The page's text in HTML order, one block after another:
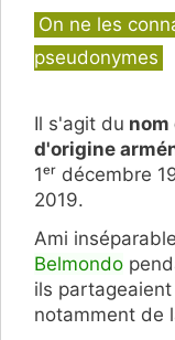
Catégories
On ne les
pseudonymes
Il s'agit du
d'origine
1ᵉʳ décembre
2019.
Ami
Belmondo
ils
notamment de